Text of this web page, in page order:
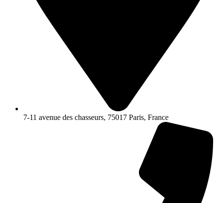
7-11 avenue des chasseurs, 75017 Paris, France